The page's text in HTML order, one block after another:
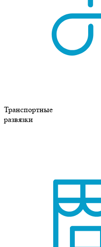
Транспортные
развязки